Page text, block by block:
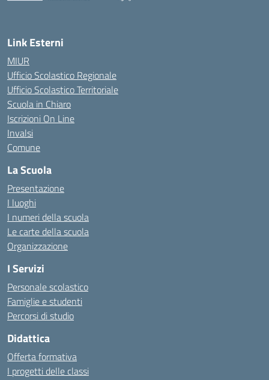
Link Esterni
MIUR
Ufficio Scolastico Regionale
Ufficio Scolastico Territoriale
Scuola in Chiaro
Iscrizioni On Line
Invalsi
Comune
La Scuola
Presentazione
I luoghi
I numeri della scuola
Le carte della scuola
Organizzazione
I Servizi
Personale scolastico
Famiglie e studenti
Percorsi di studio
Didattica
Offerta formativa
I progetti delle classi